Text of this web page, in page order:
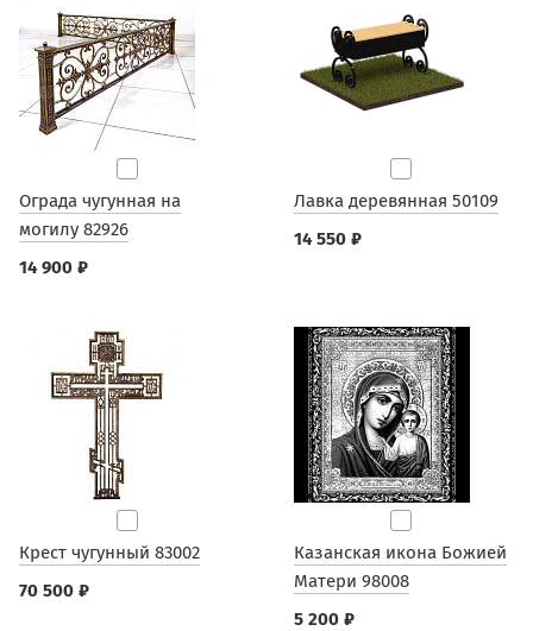
Ограда чугунная на
могилу 82926
14 900 ₽
Лавка деревянная 50109
14 550 ₽
Крест чугунный 83002
70 500 ₽
Казанская икона Божией
Матери 98008
5 200 ₽